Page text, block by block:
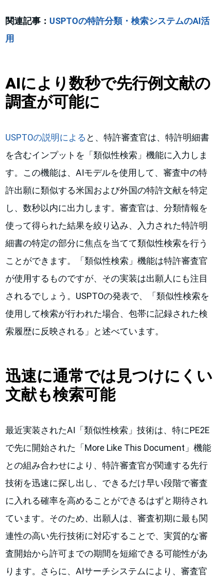
関連記事： USPTOの特許分類・検索システムのAI活
用
AIにより数秒で先行例文献の
調査が可能に
USPTOの説明による と、特許審査官は、特許明細書
を含むインプットを「類似性検索」機能に入力しま
す。この機能は、AIモデルを使用して、審査中の特
許出願に類似する米国および外国の特許文献を特定
し、数秒以内に出力します。審査官は、分類情報を
使って得られた結果を絞り込み、入力された特許明
細書の特定の部分に焦点を当てて類似性検索を行う
ことができます。「類似性検索」機能は特許審査官
が使用するものですが、その実装は出願人にも注目
されるでしょう。USPTOの発表で、「類似性検索を
使用して検索が行われた場合、包帯に記録された検
索履歴に反映される」と述べています。
迅速に通常では見つけにくい
文献も検索可能
最近実装されたAI「類似性検索」技術は、特にPE2E
で先に開始された「More Like This Document」機能
との組み合わせにより、特許審査官が関連する先行
技術を迅速に探し出し、できるだけ早い段階で審査
に入れる確率を高めることができるはずと期待され
ています。そのため、出願人は、審査初期に最も関
連性の高い先行技術に対応することで、実質的な審
査開始から許可までの期間を短縮できる可能性があ
ります。さらに、AIサーチシステムにより、審査官